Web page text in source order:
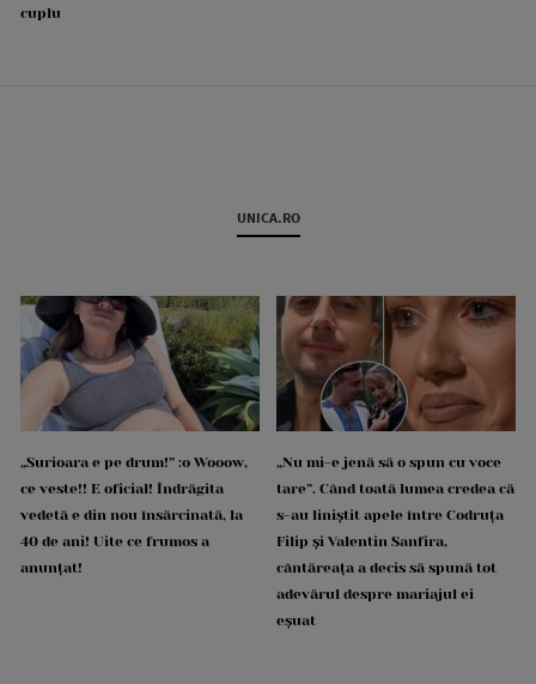
cuplu
UNICA.RO
„Surioara e pe drum!” :o Wooow,
ce veste!! E oficial! Îndrăgita
vedetă e din nou însărcinată, la
40 de ani! Uite ce frumos a
anunțat!
„Nu mi-e jenă să o spun cu voce
tare”. Când toată lumea credea că
s-au liniștit apele între Codruța
Filip și Valentin Sanfira,
cântăreața a decis să spună tot
adevărul despre mariajul ei
eșuat